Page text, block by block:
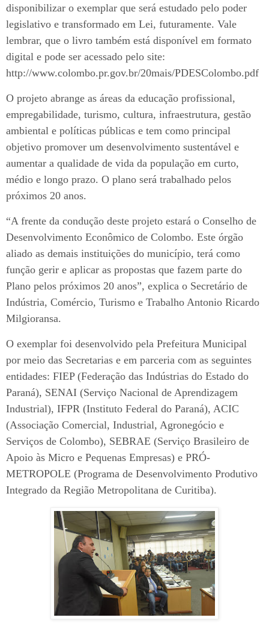
disponibilizar o exemplar que será estudado pelo poder
legislativo e transformado em Lei, futuramente. Vale
lembrar, que o livro também está disponível em formato
digital e pode ser acessado pelo site:
http://www.colombo.pr.gov.br/20mais/PDESColombo.pdf
O projeto abrange as áreas da educação profissional,
empregabilidade, turismo, cultura, infraestrutura, gestão
ambiental e políticas públicas e tem como principal
objetivo promover um desenvolvimento sustentável e
aumentar a qualidade de vida da população em curto,
médio e longo prazo. O plano será trabalhado pelos
próximos 20 anos.
“A frente da condução deste projeto estará o Conselho de
Desenvolvimento Econômico de Colombo. Este órgão
aliado as demais instituições do município, terá como
função gerir e aplicar as propostas que fazem parte do
Plano pelos próximos 20 anos”, explica o Secretário de
Indústria, Comércio, Turismo e Trabalho Antonio Ricardo
Milgioransa.
O exemplar foi desenvolvido pela Prefeitura Municipal
por meio das Secretarias e em parceria com as seguintes
entidades: FIEP (Federação das Indústrias do Estado do
Paraná), SENAI (Serviço Nacional de Aprendizagem
Industrial), IFPR (Instituto Federal do Paraná), ACIC
(Associação Comercial, Industrial, Agronegócio e
Serviços de Colombo), SEBRAE (Serviço Brasileiro de
Apoio às Micro e Pequenas Empresas) e PRÓ-
METROPOLE (Programa de Desenvolvimento Produtivo
Integrado da Região Metropolitana de Curitiba).